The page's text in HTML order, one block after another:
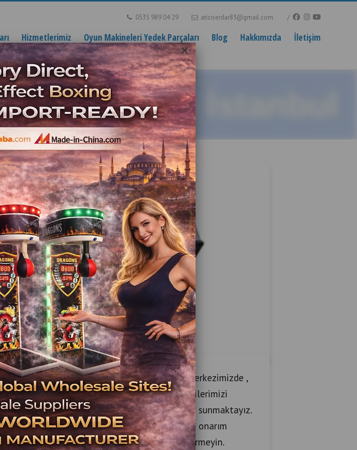
×
0535 989 04 29 aticiserdar83@gmail.com
Hizmetlerimiz Oyun Makineleri Yedek Parçaları Blog Hakkımızda İletişim
Fiyatları İstanbul
Masası Tamiri Fiyatları İstanbul
ilçesinde bulunan profesyonel teknik servis merkezimizde ,
hizmetlerini profesyonelce yaparak müşterilerimizi
firmalarda yerinde teknik servis hizmetleride sunmaktayız.
ederek sorun olan makinelerin bakım ve onarım
servis hizmetlerimiz için aramadan karar vermeyin.